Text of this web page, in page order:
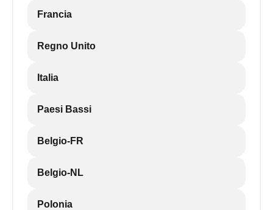
Francia
Regno Unito
Italia
Paesi Bassi
Belgio-FR
Belgio-NL
Polonia